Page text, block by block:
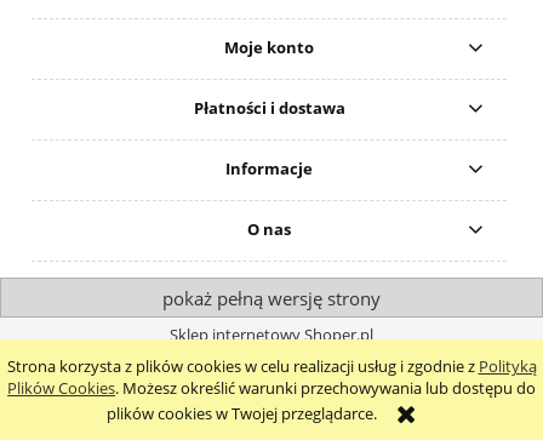
Strona korzysta z plików cookies w celu realizacji usług i zgodnie z Polityką
Plików Cookies. Możesz określić warunki przechowywania lub dostępu do
plików cookies w Twojej przeglądarce.
Moje konto
Płatności i dostawa
Informacje
O nas
pokaż pełną wersję strony
Sklep internetowy Shoper.pl